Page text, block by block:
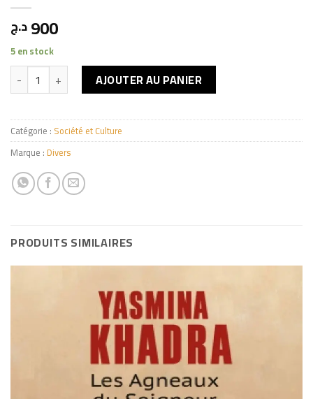
900د.ج
5 en stock
quantité de عصف النارAJOUTER AU PANIER
Catégorie : Société et Culture
Marque : Divers
PRODUITS SIMILAIRES